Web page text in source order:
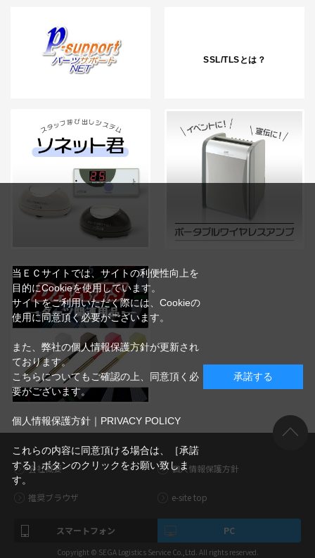
SSL/TLSとは？
会社概要 個人情報保護方針
推奨ブラウザ e-site top
スマートフォン PC
Copyright © SEGA Logistics Service Co.,Ltd. All rights reserved.
当ＥＣサイトでは、サイトの利便性向上を
目的にCookieを使用しています。
サイトをご利用いただく際には、Cookieの
使用に同意頂く必要がございます。
また、弊社の個人情報保護方針が更新され
ております。
こちらについてもご確認の上、同意頂く必
要がございます。
個人情報保護方針｜PRIVACY POLICY
これらの内容に同意頂ける場合は、［承諾
する］ボタンのクリックをお願い致しま
す。
承諾する